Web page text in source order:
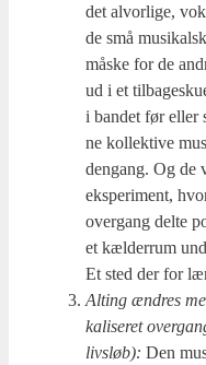
det alvor­li­ge,
de små
måske for de
ud i et
i ban­det før eller
ne kol­lek­ti­ve
den­gang. Og de
eks­pe­ri­ment,
over­gang del­te
et kæl­der­rum
Et sted der for
Alting ændres
ka­li­se­ret
livsløb): Den